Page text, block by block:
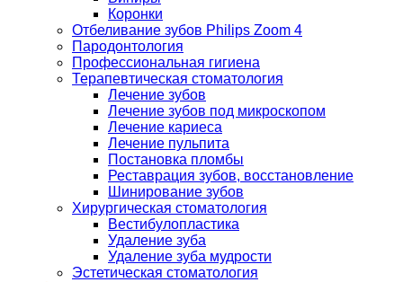
Коронки
Отбеливание зубов Philips Zoom 4
Пародонтология
Профессиональная гигиена
Терапевтическая стоматология
Лечение зубов
Лечение зубов под микроскопом
Лечение кариеса
Лечение пульпита
Постановка пломбы
Реставрация зубов, восстановление
Шинирование зубов
Хирургическая стоматология
Вестибулопластика
Удаление зуба
Удаление зуба мудрости
Эстетическая стоматология